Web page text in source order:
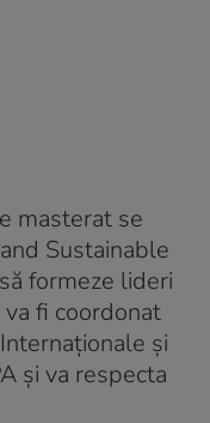
masterat se
Sustainable
formeze lideri
fi coordonat
și
și va respecta